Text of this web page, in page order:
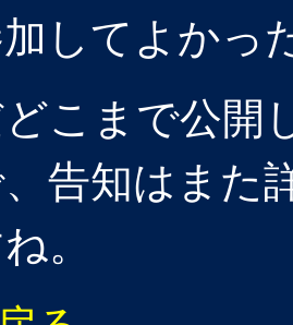
してよかっ
どこまで公開
告知はまた
。